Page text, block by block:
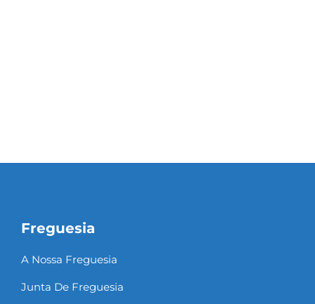
Freguesia
A Nossa Freguesia
Junta De Freguesia